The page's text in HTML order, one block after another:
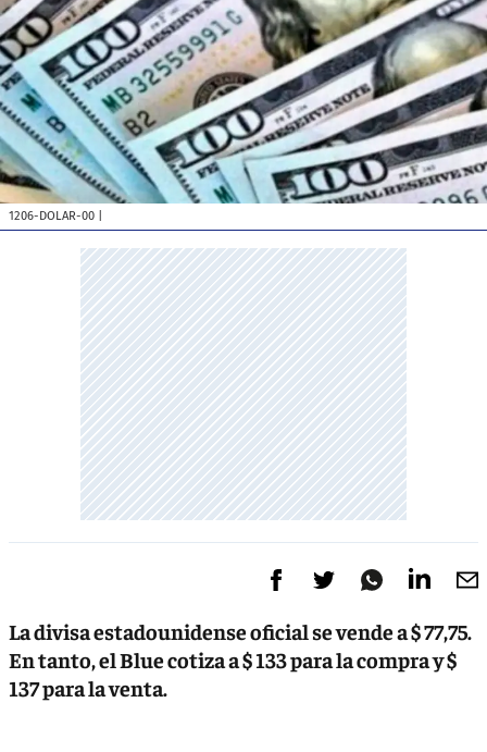
1206-DOLAR-00
La divisa estadounidense oficial se vende a $ 77,75.
En tanto, el Blue cotiza a $ 133 para la compra y $
137 para la venta.